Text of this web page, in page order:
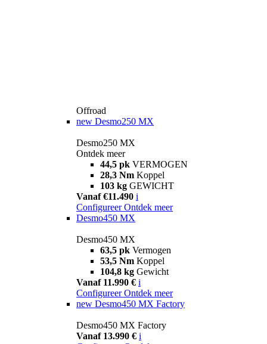
Offroad
new Desmo250 MX
Desmo250 MX
Ontdek meer
44,5 pk VERMOGEN
28,3 Nm Koppel
103 kg GEWICHT
Vanaf €11.490 i
Configureer Ontdek meer
Desmo450 MX
Desmo450 MX
63,5 pk Vermogen
53,5 Nm Koppel
104,8 kg Gewicht
Vanaf 11.990 € i
Configureer Ontdek meer
new Desmo450 MX Factory
Desmo450 MX Factory
Vanaf 13.990 € i